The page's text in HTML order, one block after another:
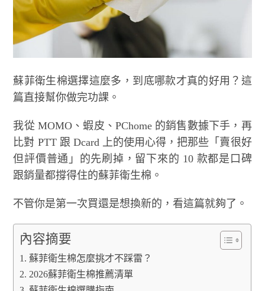
蘇菲衛生棉選擇這麼多，到底哪款才真的好用？這
篇直接幫你做完功課。
我從 MOMO、蝦皮、PChome 的銷售數據下手，再
比對 PTT 跟 Dcard 上的使用心得，把那些「賣很好
但評價普通」的先刷掉，留下來的 10 款都是口碑
跟銷量都撐得住的蘇菲衛生棉。
不管你是第一次買還是想換新的，看這篇就夠了。
內容摘要
蘇菲衛生棉怎麼挑才不踩雷？
2026蘇菲衛生棉推薦清單